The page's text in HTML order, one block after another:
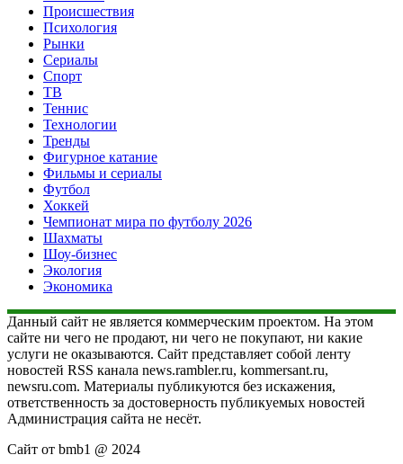
Происшествия
Психология
Рынки
Сериалы
Спорт
ТВ
Теннис
Технологии
Тренды
Фигурное катание
Фильмы и сериалы
Футбол
Хоккей
Чемпионат мира по футболу 2026
Шахматы
Шоу-бизнес
Экология
Экономика
Данный сайт не является коммерческим проектом. На этом
сайте ни чего не продают, ни чего не покупают, ни какие
услуги не оказываются. Сайт представляет собой ленту
новостей RSS канала news.rambler.ru, kommersant.ru,
newsru.com. Материалы публикуются без искажения,
ответственность за достоверность публикуемых новостей
Администрация сайта не несёт.
Сайт от bmb1 @ 2024